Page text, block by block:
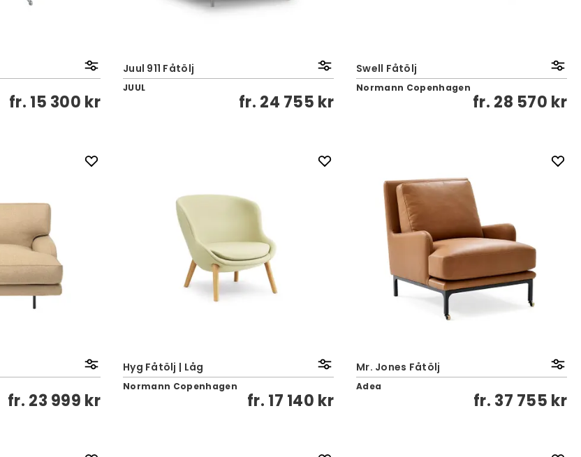
fr. 15 300 kr
Juul 911 Fåtölj
JUUL
fr. 24 755 kr
Swell Fåtölj
Normann Copenhagen
fr. 28 570 kr
fr. 23 999 kr
Hyg Fåtölj | Låg
Normann Copenhagen
fr. 17 140 kr
Mr. Jones Fåtölj
Adea
fr. 37 755 kr